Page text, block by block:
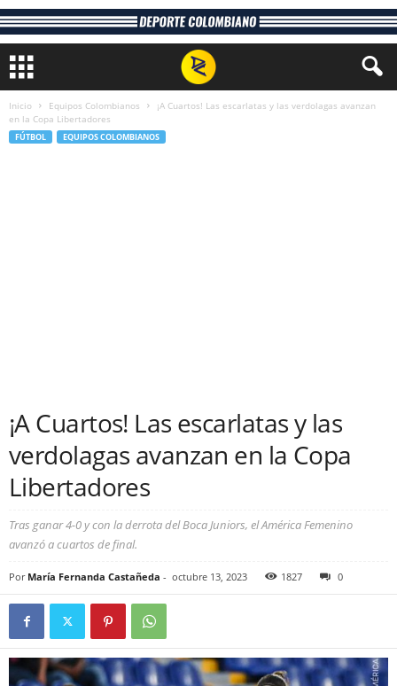
Inicio Equipos Colombianos
¡A Cuartos! Las escarlatas y las verdolagas avanzan
en la Copa Libertadores
FÚTBOL EQUIPOS COLOMBIANOS
¡A Cuartos! Las escarlatas y las
verdolagas avanzan en la Copa
Libertadores
Tras ganar 4-0 y con la derrota del Boca Juniors, el América Femenino
avanzó a cuartos de final.
Por María Fernanda Castañeda - octubre 13, 2023 1827 0